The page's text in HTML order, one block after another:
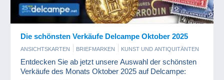
Die schönsten Verkäufe Delcampe Oktober 2025
ANSICHTSKARTEN BRIEFMARKEN
KUNST UND ANTIQUITÄNTEN
MÜNZEN UND BANKNOTEN
PHOTOGRAPHICA
Entdecken Sie ab jetzt unsere Auswahl der schönsten
Verkäufe des Monats Oktober 2025 auf Delcampe: